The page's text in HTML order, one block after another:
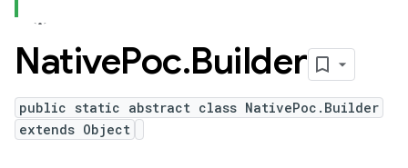
NativePoc.Builder
public static abstract class NativePoc.Builder
extends Object